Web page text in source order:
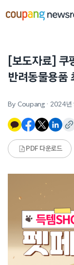
건너뛰기
[보도자료] 쿠
반려동물용품
By Coupang · 2024년
PDF 다운로드